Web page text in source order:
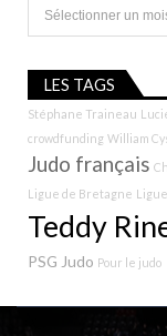
Archives
LES TAGS
Stéphane Traineau
crowdfunding William
Judo français
Ligue de Bretagne
Teddy
PSG Judo Pour le judo